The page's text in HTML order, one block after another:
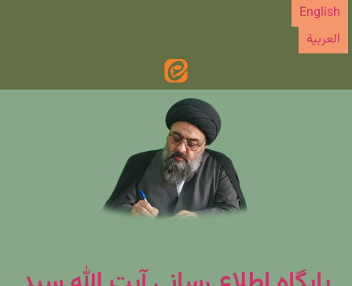
پرش
محتوا
English
العربیة